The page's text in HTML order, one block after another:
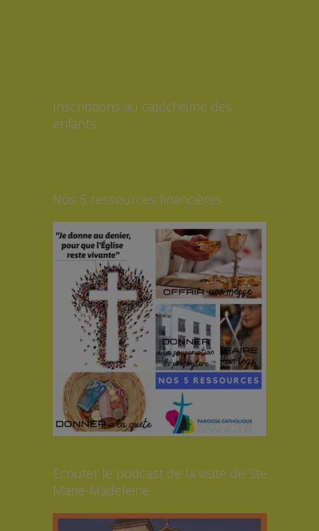
Inscriptions au catéchisme des
enfants
Nos 5 ressources financières
Ecouter le podcast de la visite de Ste
Marie-Madeleine